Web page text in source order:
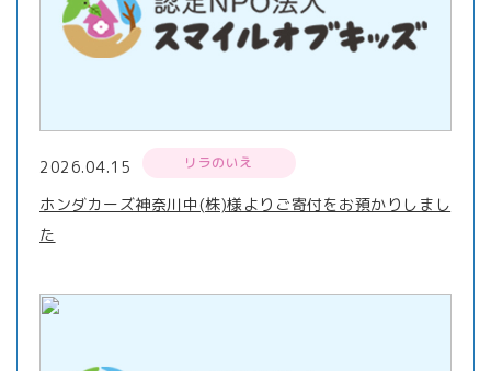
2026.04.15 リラのいえ
ホンダカーズ神奈川中(株)様よりご寄付をお預かりしまし
た